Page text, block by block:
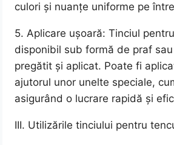
culori și nuanțe uniforme pe
5. Aplicare ușoară: Tinciul
disponibil sub formă de praf
pregătit și aplicat. Poate fi
ajutorul unor unelte speciale,
asigurând o lucrare rapidă și
III. Utilizările tinciului pentru